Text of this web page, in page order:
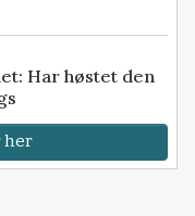
Har høstet den
her